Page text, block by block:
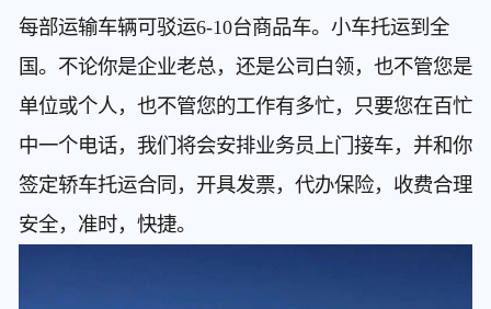
每部运输车辆可驳运6-10台商品车。小车托运到全
国。不论你是企业老总，还是公司白领，也不管您是
单位或个人，也不管您的工作有多忙，只要您在百忙
中一个电话，我们将会安排业务员上门接车，并和你
签定轿车托运合同，开具发票，代办保险，收费合理
安全，准时，快捷。